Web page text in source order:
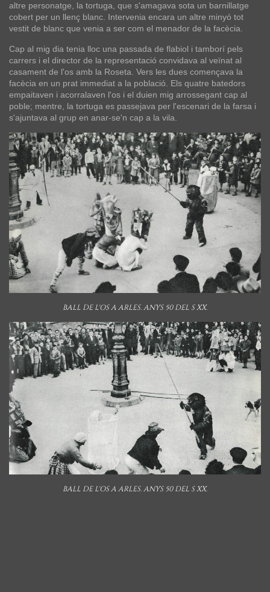
altre personatge, la tortuga, que s'amagava sota un barnillatge
cobert per un llenç blanc. Intervenia encara un altre minyó tot
vestit de blanc que venia a ser com el menador de la facècia.
Cap al mig dia tenia lloc una passada de flabiol i tamborí pels
carrers i el director de la representació convidava al veïnat al
casament de l'os amb la Roseta. Vers les dues començava la
facècia en un prat immediat a la població. Els quatre batedors
empaitaven i acorralaven l'os i el duien mig arrossegant cap al
poble; mentre, la tortuga es passejava per l'escenari de la farsa i
s'ajuntava al grup en anar-se'n cap a la vila.
BALL DE L'OS A ARLES. ANYS 50 DEL S XX.
BALL DE L'OS A ARLES. ANYS 50 DEL S XX.